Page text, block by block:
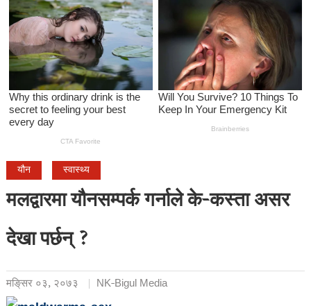
यौन स्वास्थ्य
मलद्वारमा यौनसम्पर्क गर्नाले के-कस्ता असर
देखा पर्छन् ?
मङि्सर ०३, २०७३ NK-Bigul Media